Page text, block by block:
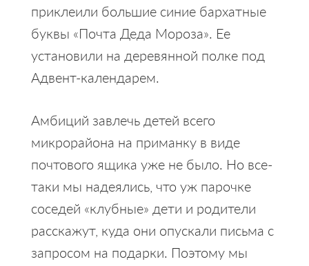
приклеили большие синие бархатные
буквы «Почта Деда Мороза». Ее
установили на деревянной полке под
Адвент-календарем.
Амбиций завлечь детей всего
микрорайона на приманку в виде
почтового ящика уже не было. Но все-
таки мы надеялись, что уж парочке
соседей «клубные» дети и родители
расскажут, куда они опускали письма с
запросом на подарки. Поэтому мы